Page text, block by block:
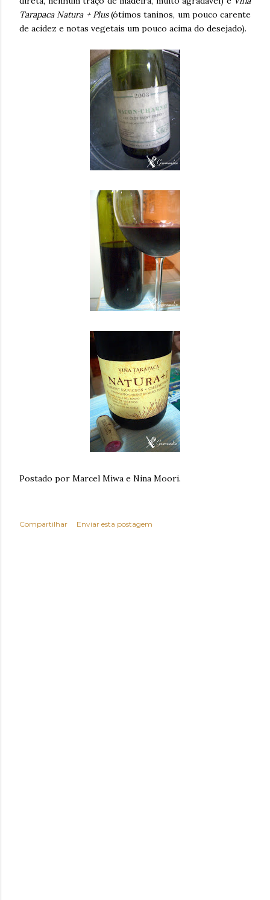
Tarapaca Natura + Plus(ótimos taninos, um pouco carente
de acidez e notas vegetais um pouco acima do desejado).
Postado por Marcel Miwa e Nina Moori.
Compartilhar Enviar esta postagem